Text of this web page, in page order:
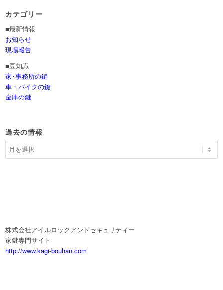
カテゴリー
■最新情報
お知らせ
現場報告
■豆知識
家･事務所の鍵
車・バイクの鍵
金庫の鍵
過去の情報
株式会社アイルロックアンドセキュリティー
家鍵専門サイト
http://www.kagi-bouhan.com